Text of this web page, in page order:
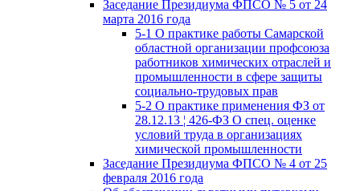
Заседание Президиума ФПСО № 5 от 24
марта 2016 года
5-1 О практике работы Самарской
областной организации профсоюза
работников химических отраслей и
промышленности в сфере защиты
социально-трудовых прав
5-2 О практике применения ФЗ от
28.12.13 ¦ 426-ФЗ О спец. оценке
условий труда в организациях
химической промышленности
Заседание Президиума ФПСО № 4 от 25
февраля 2016 года